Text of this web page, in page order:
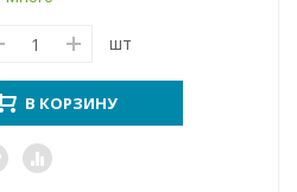
шт
В КОРЗИНУ